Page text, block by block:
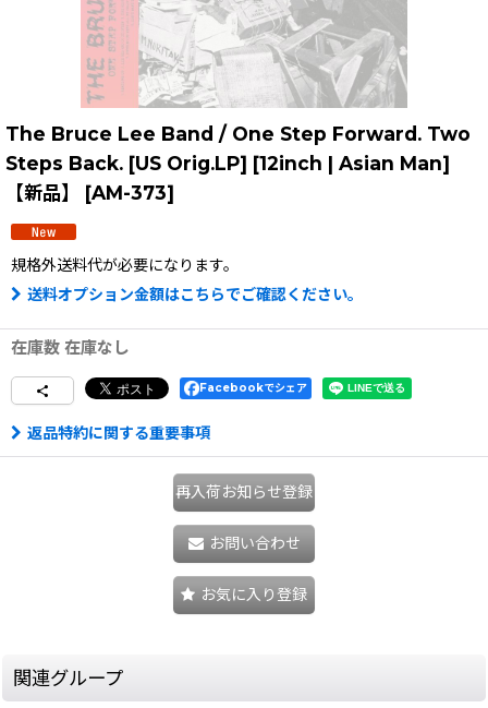
The Bruce Lee Band / One Step Forward. Two
Steps Back. [US Orig.LP] [12inch | Asian Man]
【新品】
[AM-373]
規格外送料代が必要になります。
送料オプション金額はこちらでご確認ください。
在庫数 在庫なし
Facebookでシェア
返品特約に関する重要事項
再入荷お知らせ登録
お問い合わせ
お気に入り登録
関連グループ